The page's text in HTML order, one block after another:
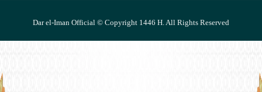
Dar el-Iman Official © Copyright 1446 H. All Rights Reserved